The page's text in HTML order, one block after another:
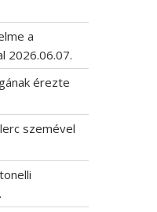
a
2026.06.07.
érezte
szemével